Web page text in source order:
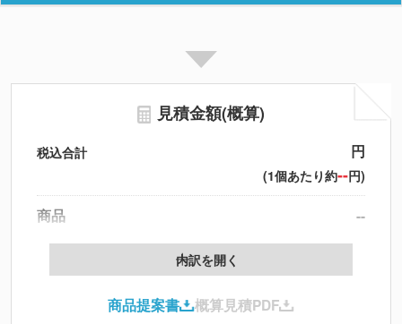
見積金額(概算)
税込合計 円
(1個あたり約--円)
商品
--
送料
※北海道・沖縄・離島 別途
※上記小計は税別です
内訳を開く
商品提案書 概算見積PDF